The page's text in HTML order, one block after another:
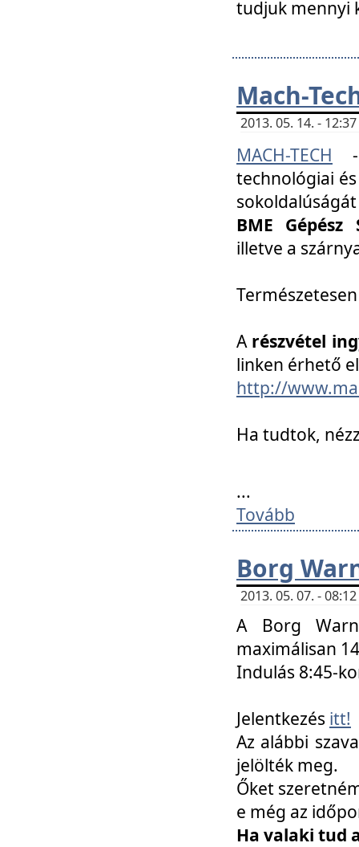
tudjuk mennyi
Mach-
2013. 05. 14. -
MACH-TECH
technológiai
BME
illetve a
A részvétel
linken érhető
http://
Ha tudtok,
...
Tovább
Borg
2013. 05. 07. -
A Borg
maximálisan
Indulás 8:45-
Jelentkezés itt!
Az alábbi
jelölték meg.
Őket
e még az
Ha valaki tud